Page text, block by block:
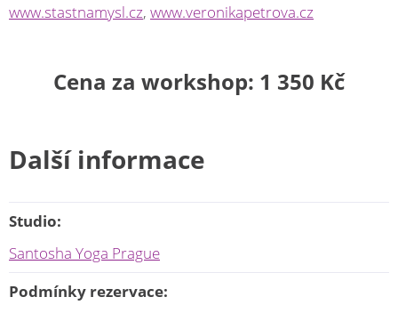
www.stastnamysl.cz, www.veronikapetrova.cz
Cena za workshop: 1 350 Kč
Další informace
Studio:
Santosha Yoga Prague
Podmínky rezervace: